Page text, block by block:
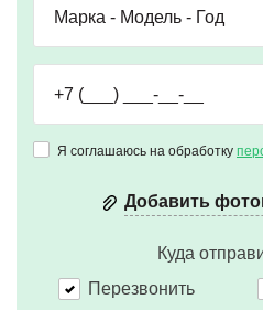
Я соглашаюсь на обработку
Добавить
Куда
Перезвонить